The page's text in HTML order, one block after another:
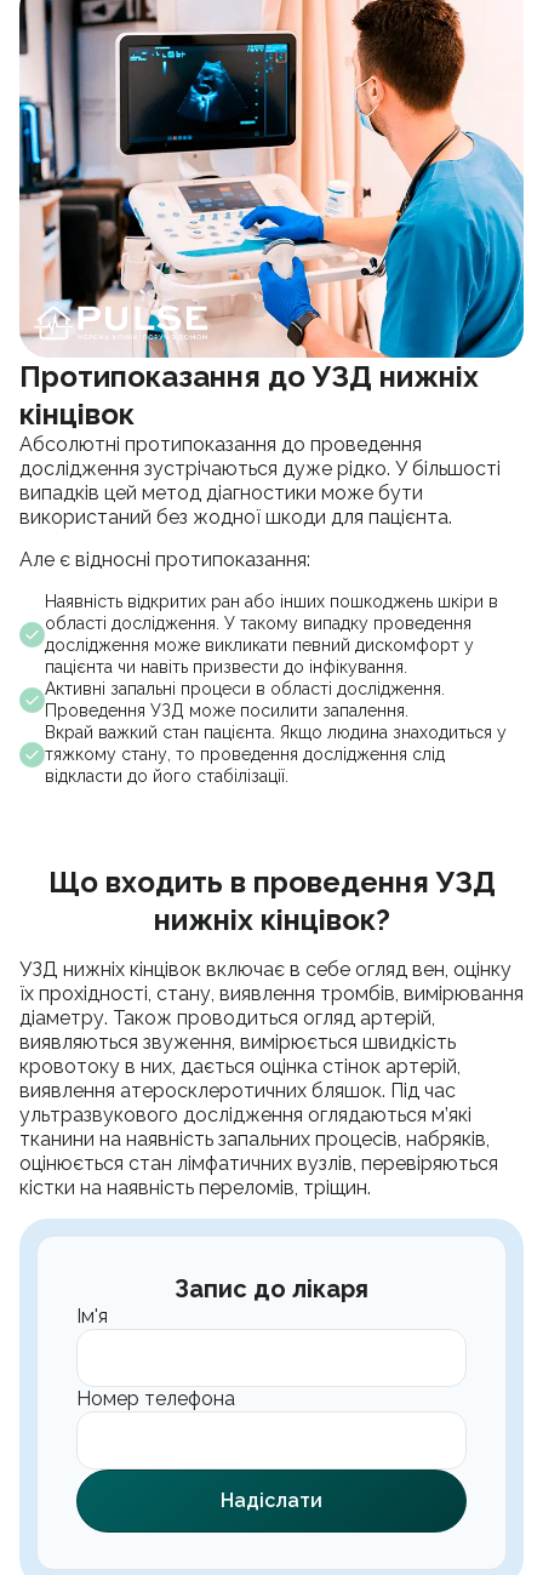
Протипоказання до УЗД нижніх
кінцівок
Абсолютні протипоказання до проведення
дослідження зустрічаються дуже рідко. У більшості
випадків цей метод діагностики може бути
використаний без жодної шкоди для пацієнта.
Але є відносні протипоказання:
Наявність відкритих ран або інших пошкоджень шкіри в
області дослідження. У такому випадку проведення
дослідження може викликати певний дискомфорт у
пацієнта чи навіть призвести до інфікування.
Активні запальні процеси в області дослідження.
Проведення УЗД може посилити запалення.
Вкрай важкий стан пацієнта. Якщо людина знаходиться у
тяжкому стану, то проведення дослідження слід
відкласти до його стабілізації.
Що входить в проведення УЗД
нижніх кінцівок?
УЗД нижніх кінцівок включає в себе огляд вен, оцінку
їх прохідності, стану, виявлення тромбів, вимірювання
діаметру. Також проводиться огляд артерій,
виявляються звуження, вимірюється швидкість
кровотоку в них, дається оцінка стінок артерій,
виявлення атеросклеротичних бляшок. Під час
ультразвукового дослідження оглядаються м’які
тканини на наявність запальних процесів, набряків,
оцінюється стан лімфатичних вузлів, перевіряються
кістки на наявність переломів, тріщин.
Запис до лікаря
Ім'я
Номер телефона
Надіслати